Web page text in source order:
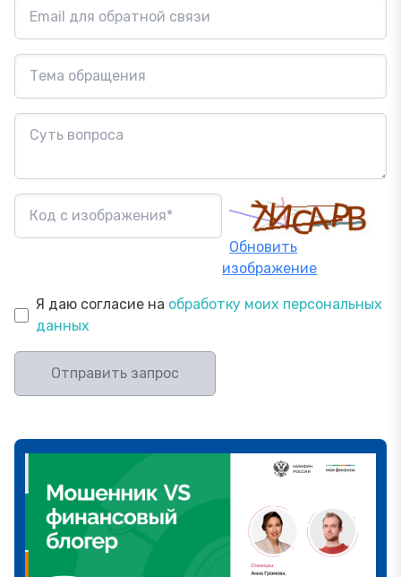
Обновить
изображение
Я даю согласие на обработку моих персональных
данных
Отправить запрос